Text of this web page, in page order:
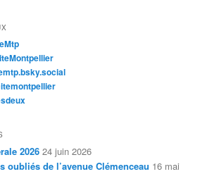
2026 24 juin 2026
oubliés de l’avenue Clémenceau 16 mai